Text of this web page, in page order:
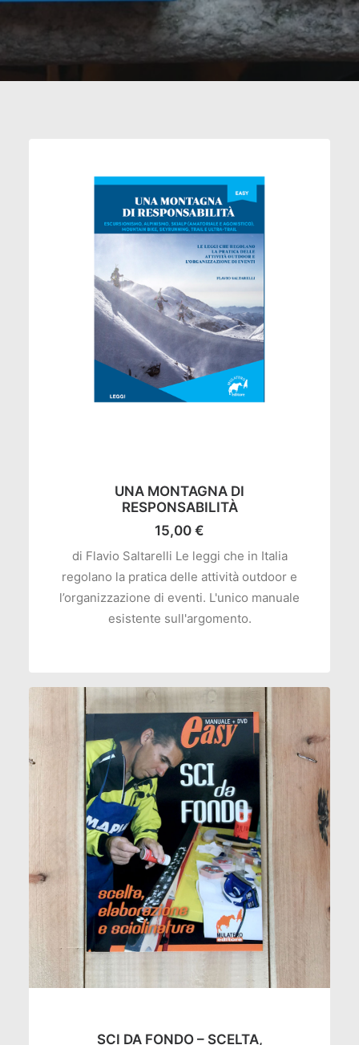
UNA MONTAGNA DI
RESPONSABILITÀ
15,00 €
di Flavio Saltarelli Le leggi che in Italia
regolano la pratica delle attività outdoor e
l’organizzazione di eventi. L'unico manuale
esistente sull'argomento.
SCI DA FONDO – SCELTA,